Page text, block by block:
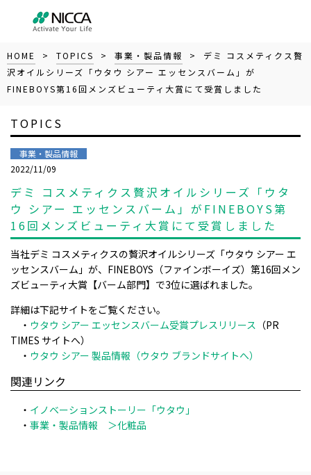
HOME > TOPICS > 事業・製品情報
> デミ コスメティクス贅
沢オイルシリーズ「ウタウ シアー エッセンスバーム」が
FINEBOYS第16回メンズビューティ大賞にて受賞しました
TOPICS
事業・製品情報
2022/11/09
デミ コスメティクス贅沢オイルシリーズ「ウタ
ウ シアー エッセンスバーム」がFINEBOYS第
16回メンズビューティ大賞にて受賞しました
当社デミ コスメティクスの贅沢オイルシリーズ「ウタウ シアー エ
ッセンスバーム」が、FINEBOYS（ファインボーイズ）第16回メン
ズビューティ大賞【バーム部門】で3位に選ばれました。
詳細は下記サイトをご覧ください。
・ ウタウ シアー エッセンスバーム受賞プレスリリース （PR
TIMES サイトへ）
・ ウタウ シアー 製品情報（ウタウ ブランドサイトへ）
関連リンク
・ イノベーションストーリー「ウタウ」
・ 事業・製品情報 ＞化粧品